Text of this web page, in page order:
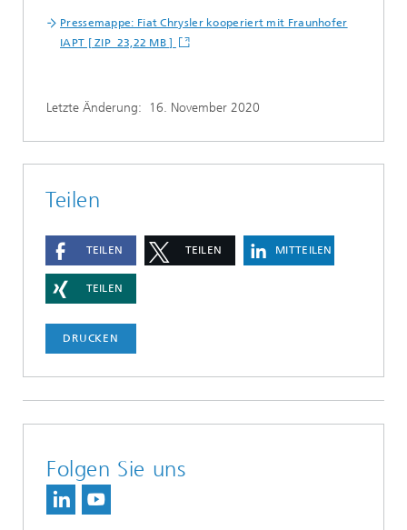
Pressemappe: Fiat Chrysler kooperiert mit Fraunhofer
IAPT [ ZIP 23,22 MB ]
Letzte Änderung: 16. November 2020
Teilen
TEILEN TEILEN MITTEILEN
TEILEN
DRUCKEN
Folgen Sie uns